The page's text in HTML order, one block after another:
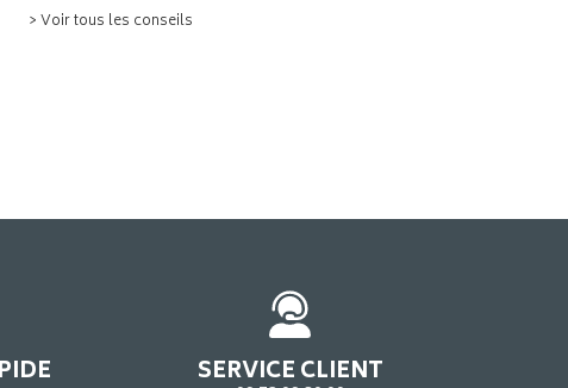
> Voir tous les conseils
SERVICE CLIENT